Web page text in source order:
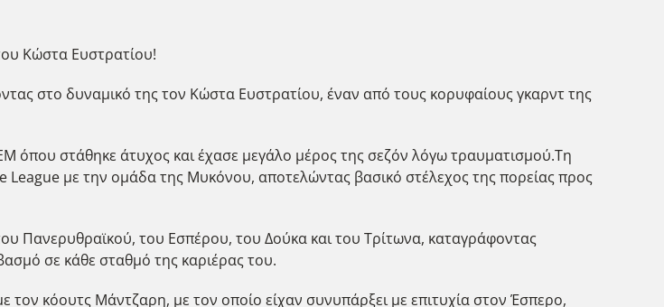
Κώστα Ευστρατίου!
στο δυναμικό της τον Κώστα Ευστρατίου, έναν από τους κορυφαίους γκαρντ της
στάθηκε άτυχος και έχασε μεγάλο μέρος της σεζόν λόγω τραυματισμού.Τη
με την ομάδα της Μυκόνου, αποτελώντας βασικό στέλεχος της πορείας προς
Πανερυθραϊκού, του Εσπέρου, του Δούκα και του Τρίτωνα, καταγράφοντας
σε κάθε σταθμό της καριέρας του.
τον κόουτς Μάντζαρη, με τον οποίο είχαν συνυπάρξει με επιτυχία στον Έσπερο,